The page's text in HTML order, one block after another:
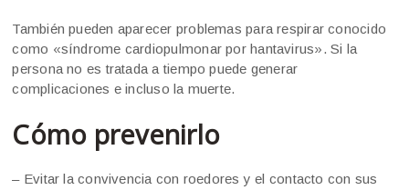
También pueden aparecer problemas para respirar conocido
como «síndrome cardiopulmonar por hantavirus». Si la
persona no es tratada a tiempo puede generar
complicaciones e incluso la muerte.
Cómo prevenirlo
– Evitar la convivencia con roedores y el contacto con sus